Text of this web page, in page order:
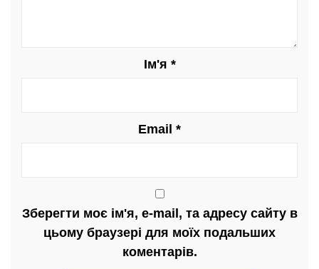
Ім'я *
Email *
Зберегти моє ім'я, e-mail, та адресу сайту в
цьому браузері для моїх подальших
коментарів.